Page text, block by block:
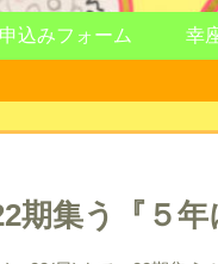
込みフォーム 幸
期集う『５年